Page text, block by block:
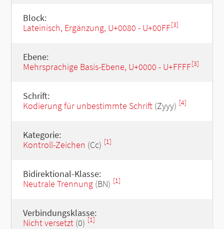
Block:
Lateinisch, Ergänzung, U+0080 - U+00FF[3]
Ebene:
Mehrsprachige Basis-Ebene, U+0000 - U+FFFF[3]
Schrift:
Kodierung für unbestimmte Schrift(Zyyy) [4]
Kategorie:
Kontroll-Zeichen (Cc) [1]
Bidirektional-Klasse:
Neutrale Trennung(BN) [1]
Verbindungsklasse:
Nicht versetzt(0) [1]